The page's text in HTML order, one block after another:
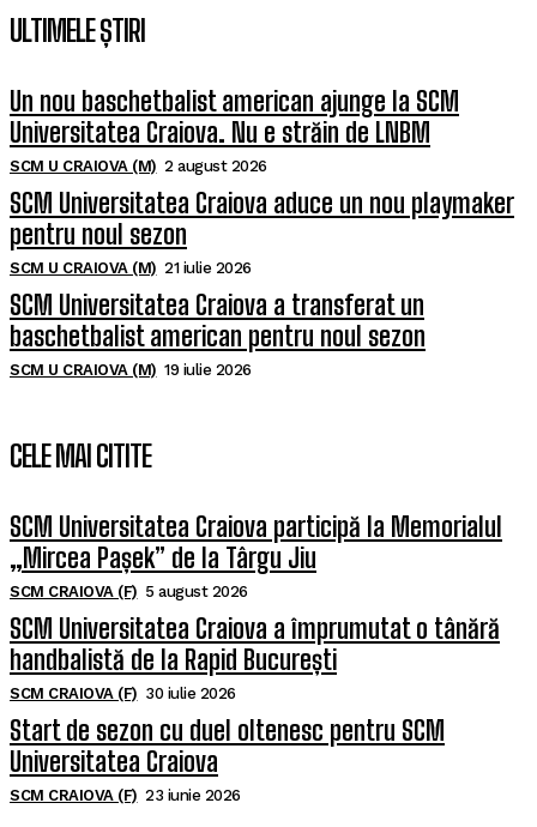
ULTIMELE ȘTIRI
Un nou baschetbalist american ajunge la SCM
Universitatea Craiova. Nu e străin de LNBM
SCM U CRAIOVA (M) 2 august 2026
SCM Universitatea Craiova aduce un nou playmaker
pentru noul sezon
SCM U CRAIOVA (M) 21 iulie 2026
SCM Universitatea Craiova a transferat un
baschetbalist american pentru noul sezon
SCM U CRAIOVA (M) 19 iulie 2026
CELE MAI CITITE
SCM Universitatea Craiova participă la Memorialul
„Mircea Pașek” de la Târgu Jiu
SCM CRAIOVA (F) 5 august 2026
SCM Universitatea Craiova a împrumutat o tânără
handbalistă de la Rapid București
SCM CRAIOVA (F) 30 iulie 2026
Start de sezon cu duel oltenesc pentru SCM
Universitatea Craiova
SCM CRAIOVA (F) 23 iunie 2026